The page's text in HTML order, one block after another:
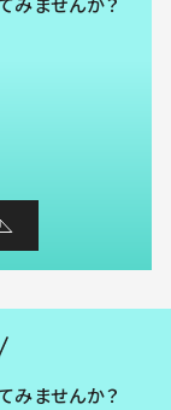
みませんか？